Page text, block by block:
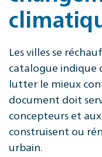
Les villes se
catalogue indique
lutter le mieux
document doit
concepteurs et
construisent ou
urbain.